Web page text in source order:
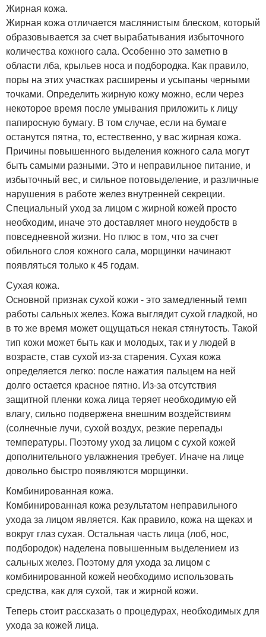
Жирная кожа.
Жирная кожа отличается маслянистым блеском, который
образовывается за счет вырабатывания избыточного
количества кожного сала. Особенно это заметно в
области лба, крыльев носа и подбородка. Как правило,
поры на этих участках расширены и усыпаны черными
точками. Определить жирную кожу можно, если через
некоторое время после умывания приложить к лицу
папиросную бумагу. В том случае, если на бумаге
останутся пятна, то, естественно, у вас жирная кожа.
Причины повышенного выделения кожного сала могут
быть самыми разными. Это и неправильное питание, и
избыточный вес, и сильное потовыделение, и различные
нарушения в работе желез внутренней секреции.
Специальный уход за лицом с жирной кожей просто
необходим, иначе это доставляет много неудобств в
повседневной жизни. Но плюс в том, что за счет
обильного слоя кожного сала, морщинки начинают
появляться только к 45 годам.
Сухая кожа.
Основной признак сухой кожи - это замедленный темп
работы сальных желез. Кожа выглядит сухой гладкой, но
в то же время может ощущаться некая стянутость. Такой
тип кожи может быть как и молодых, так и у людей в
возрасте, став сухой из-за старения. Сухая кожа
определяется легко: после нажатия пальцем на ней
долго остается красное пятно. Из-за отсутствия
защитной пленки кожа лица теряет необходимую ей
влагу, сильно подвержена внешним воздействиям
(солнечные лучи, сухой воздух, резкие перепады
температуры. Поэтому уход за лицом с сухой кожей
дополнительного увлажнения требует. Иначе на лице
довольно быстро появляются морщинки.
Комбинированная кожа.
Комбинированная кожа результатом неправильного
ухода за лицом является. Как правило, кожа на щеках и
вокруг глаз сухая. Остальная часть лица (лоб, нос,
подбородок) наделена повышенным выделением из
сальных желез. Поэтому для ухода за лицом с
комбинированной кожей необходимо использовать
средства, как для сухой, так и жирной кожи.
Теперь стоит рассказать о процедурах, необходимых для
ухода за кожей лица.